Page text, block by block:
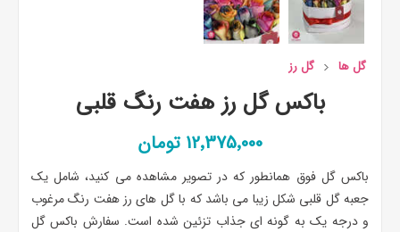
گل ها گل رز
باکس گل رز هفت رنگ قلبی
12٬375٬000 تومان
باکس گل فوق همانطور که در تصویر مشاهده می کنید، شامل یک
جعبه گل قلبی شکل زیبا می باشد که با گل های رز هفت رنگ مرغوب
و درجه یک به گونه ای جذاب تزئین شده است. سفارش باکس گل